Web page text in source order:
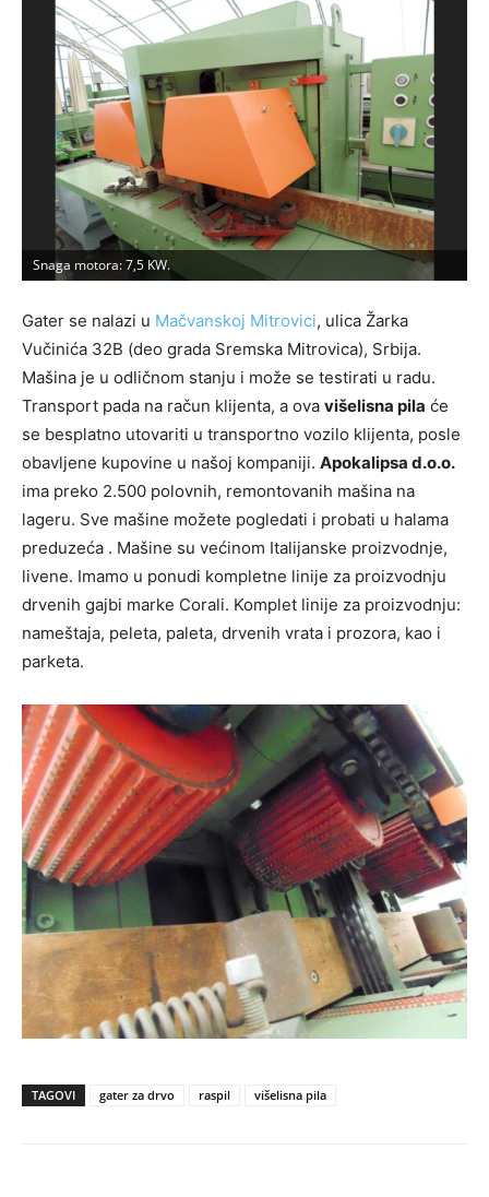
Snaga motora: 7,5 KW.
Gater se nalazi u Mačvanskoj Mitrovici, ulica Žarka
Vučinića 32B (deo grada Sremska Mitrovica), Srbija.
Mašina je u odličnom stanju i može se testirati u radu.
Transport pada na račun klijenta, a ova višelisna pila će
se besplatno utovariti u transportno vozilo klijenta, posle
obavljene kupovine u našoj kompaniji. Apokalipsa d.o.o.
ima preko 2.500 polovnih, remontovanih mašina na
lageru. Sve mašine možete pogledati i probati u halama
preduzeća . Mašine su većinom Italijanske proizvodnje,
livene. Imamo u ponudi kompletne linije za proizvodnju
drvenih gajbi marke Corali. Komplet linije za proizvodnju:
nameštaja, peleta, paleta, drvenih vrata i prozora, kao i
parketa.
TAGOVI gater za drvo raspil višelisna pila